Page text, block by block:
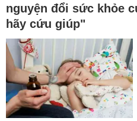
nguyện đổi sức khỏe
hãy cứu giúp"